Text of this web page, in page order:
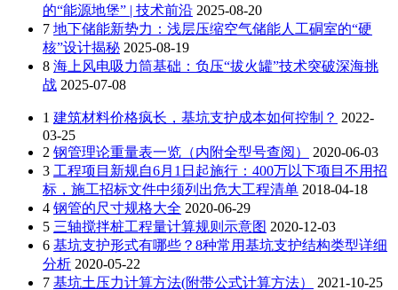
的“能源地堡” | 技术前沿 2025-08-20
7 地下储能新势力：浅层压缩空气储能人工硐室的“硬
核”设计揭秘 2025-08-19
8 海上风电吸力筒基础：负压“拔火罐”技术突破深海挑
战 2025-07-08
1 建筑材料价格疯长，基坑支护成本如何控制？ 2022-
03-25
2 钢管理论重量表一览（内附全型号查阅）
2020-06-03
3 工程项目新规自6月1日起施行：400万以下项目不用招
标，施工招标文件中须列出危大工程清单 2018-04-18
4 钢管的尺寸规格大全 2020-06-29
5 三轴搅拌桩工程量计算规则示意图 2020-12-03
6 基坑支护形式有哪些？8种常用基坑支护结构类型详细
分析 2020-05-22
7 基坑土压力计算方法(附带公式计算方法） 2021-10-25